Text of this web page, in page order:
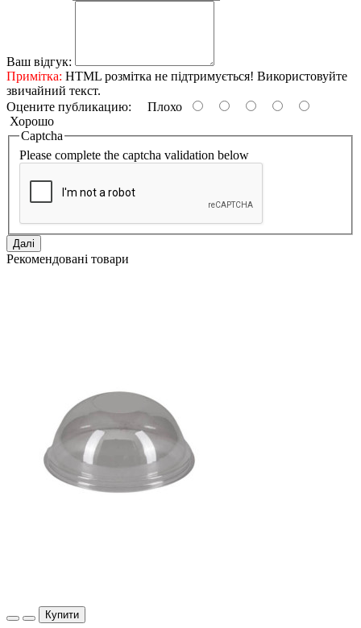
Ваш відгук:
Примітка: HTML розмітка не підтримується! Використовуйте
звичайний текст.
Оцените публикацию:
Плохо
Хорошо
Captcha
Please complete the captcha validation below
Далі
Рекомендовані товари
Купити